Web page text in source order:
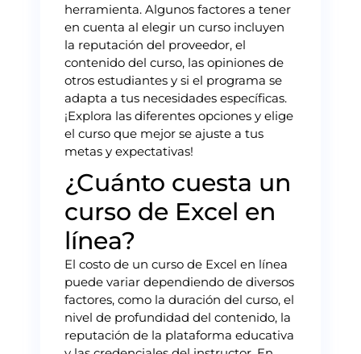
herramienta. Algunos factores a tener
en cuenta al elegir un curso incluyen
la reputación del proveedor, el
contenido del curso, las opiniones de
otros estudiantes y si el programa se
adapta a tus necesidades específicas.
¡Explora las diferentes opciones y elige
el curso que mejor se ajuste a tus
metas y expectativas!
¿Cuánto cuesta un
curso de Excel en
línea?
El costo de un curso de Excel en línea
puede variar dependiendo de diversos
factores, como la duración del curso, el
nivel de profundidad del contenido, la
reputación de la plataforma educativa